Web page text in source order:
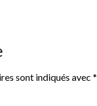
sont indiqués avec *